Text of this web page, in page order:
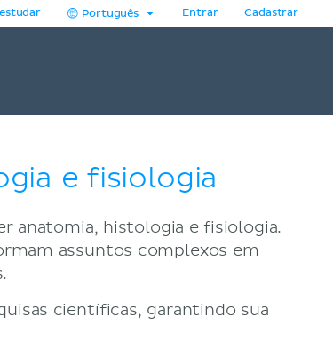
Português Entrar Cadastrar
e fisiologia
anatomia, histologia e fisiologia.
assuntos complexos em
científicas, garantindo sua